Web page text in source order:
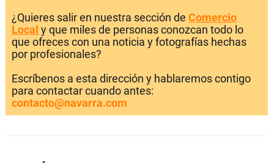
¿Quieres salir en nuestra sección de Comercio
Local y que miles de personas conozcan todo lo
que ofreces con una noticia y fotografías hechas
por profesionales?
Escríbenos a esta dirección y hablaremos contigo
para contactar cuando antes:
contacto@navarra.com